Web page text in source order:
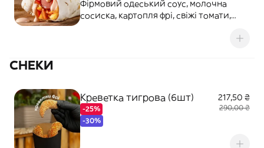
Фірмовий одеський соус, молочна
сосиска, картопля фрі, свіжі томати,
СНЕКИ
Креветка тигрова (6шт)
-25%
-30%
217,50 ₴
290,00 ₴